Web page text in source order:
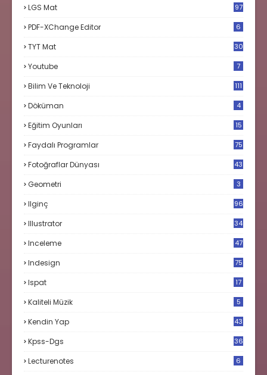
LGS Mat 97
PDF-XChange Editor 6
TYT Mat 30
Youtube 7
Bilim Ve Teknoloji 111
Döküman 4
Eğitim Oyunları 15
Faydalı Programlar 75
Fotoğraflar Dünyası 43
Geometri 3
Ilginç 96
Illustrator 34
Inceleme 47
Indesign 75
Ispat
17
Kaliteli Müzik 5
Kendin Yap 43
Kpss-Dgs 36
Lecturenotes 6